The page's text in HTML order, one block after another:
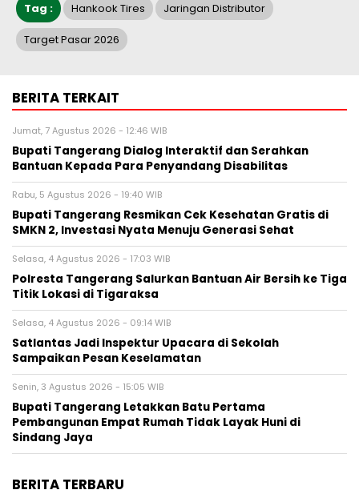
Tag : Hankook Tires Jaringan Distributor
Target Pasar 2026
BERITA TERKAIT
Jumat, 7 Agustus 2026 - 12:46 WIB
Bupati Tangerang Dialog Interaktif dan Serahkan
Bantuan Kepada Para Penyandang Disabilitas
Rabu, 5 Agustus 2026 - 19:40 WIB
‎Bupati Tangerang Resmikan Cek Kesehatan Gratis di
SMKN 2, Investasi Nyata Menuju Generasi Sehat
Selasa, 4 Agustus 2026 - 17:03 WIB
Polresta Tangerang Salurkan Bantuan Air Bersih ke Tiga
Titik Lokasi di Tigaraksa
Selasa, 4 Agustus 2026 - 09:14 WIB
Satlantas Jadi Inspektur Upacara di Sekolah
Sampaikan Pesan Keselamatan
Senin, 3 Agustus 2026 - 15:05 WIB
Bupati Tangerang Letakkan Batu Pertama
Pembangunan Empat Rumah Tidak Layak Huni di
Sindang Jaya
BERITA TERBARU